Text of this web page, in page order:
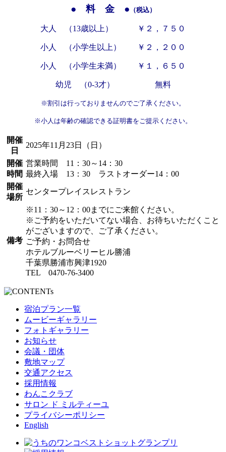
● 料 金 ● （税込）
大人 （13歳以上） ￥２，７５ ０
小人 （小学生以上） ￥２，２００
小人 （小学生未満） ￥１，６５０
幼児 （0-3才） 無料
※割引は行っておりませんのでご了承ください。
※小人は年齢の確認できる証明書をご提示ください。
開催
日
2025年11月23日（日）
開催
時間
営業時間 11：30～14：30
最終入場 13：30 ラストオーダー14：00
開催
場所
センタープレイスレストラン
備考
※11：30～12：00までにご来館ください。
※ご予約をいただいてない場合、お待ちいただくこと
がございますので、ご了承ください。
ご予約・お問合せ
ホテルブルーベリーヒル勝浦
千葉県勝浦市興津1920
TEL 0470-76-3400
宿泊プラン一覧
ムービーギャラリー
フォトギャラリー
お知らせ
会議・団体
敷地マップ
交通アクセス
採用情報
わんこクラブ
サロン ド ミルティーユ
プライバシーポリシー
English